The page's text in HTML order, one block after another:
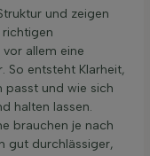
und zeigen
allem eine
So entsteht Klarheit,
passt und wie sich
halten lassen.
brauchen je nach
gut durchlässiger,